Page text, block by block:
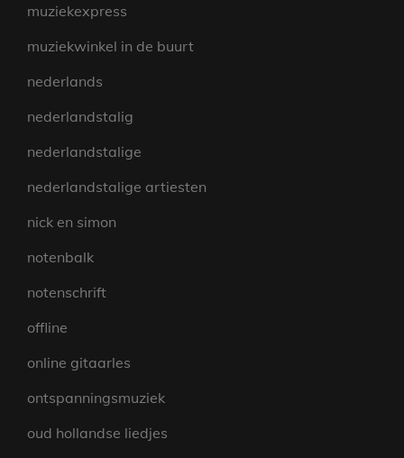
muziekexpress
muziekwinkel in de buurt
nederlands
nederlandstalig
nederlandstalige
nederlandstalige artiesten
nick en simon
notenbalk
notenschrift
offline
online gitaarles
ontspanningsmuziek
oud hollandse liedjes